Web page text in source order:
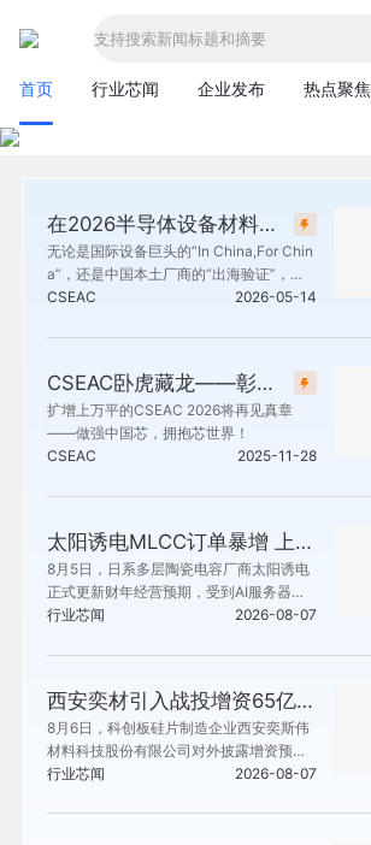
支持搜索新闻标题和摘要
首页 行业芯闻 企业发布 热点聚焦
在2026半导体设备材料及核心部件展(CSEAC)上看国际合作的新范式
无论是国际设备巨头的“In China,For Chin
a”，还是中国本土厂商的“出海验证”，大
家都在同一个命题下寻找答案——如何构
半导体设备材料及核心部件展（CSEA
口。
CSEAC 2026-05-14
CSEAC卧虎藏龙——彰显半导体设备材料及核心部件的中国力量
扩增上万平的CSEAC 2026将再见真章
——做强中国芯，拥抱芯世界！
CSEAC
2025-11-28
太阳诱电MLCC订单暴增 上调本财年业绩预期及资本开支
8月5日，日系多层陶瓷电容厂商太阳诱电
正式更新财年经营预期，受到AI服务器专
用MLCC订单超出预期、日元贬值带来汇
6‑2027财年（2026年4月至次年3月）各
行业芯闻 2026-08-07
西安奕材引入战投增资65亿元，加码武汉12英寸硅片基地建设
8月6日，科创板硅片制造企业西安奕斯伟
材料科技股份有限公司对外披露增资预
案，上市公司计划引入多家战略投资方，
限公司新增65亿元投资；全部资金经由武
行业芯闻 2026-08-07